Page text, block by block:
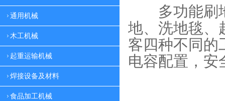
通用机械
木工机械
起重运输机械
焊接设备及材料
食品加工机械
多功能刷地
地、 洗地毯、
客四种不同的
电容配置， 安